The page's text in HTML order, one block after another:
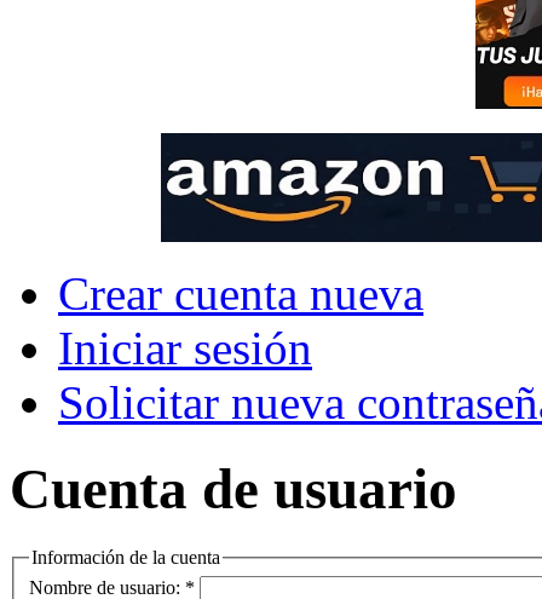
Crear cuenta nueva
Iniciar sesión
Solicitar nueva
Cuenta de usuario
Información de la cuenta
Nombre de usuario: *